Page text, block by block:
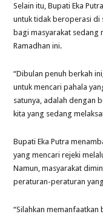
Selain itu, Bupati Eka
untuk tidak beroperasi di
bagi masyarakat sedang
Ramadhan ini.
“Dibulan penuh berkah
untuk mencari pahala
satunya, adalah dengan
kita yang sedang
Bupati Eka Putra
yang mencari rejeki
Namun, masyarakat
peraturan-peraturan
“Silahkan memanfaatkan